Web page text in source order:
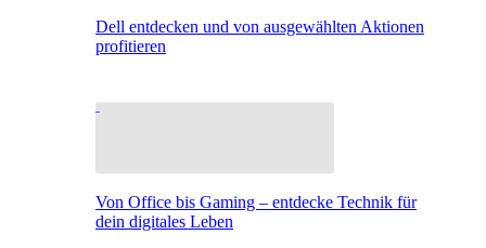
Dell entdecken und von ausgewählten Aktionen
profitieren
Von Office bis Gaming – entdecke Technik für
dein digitales Leben